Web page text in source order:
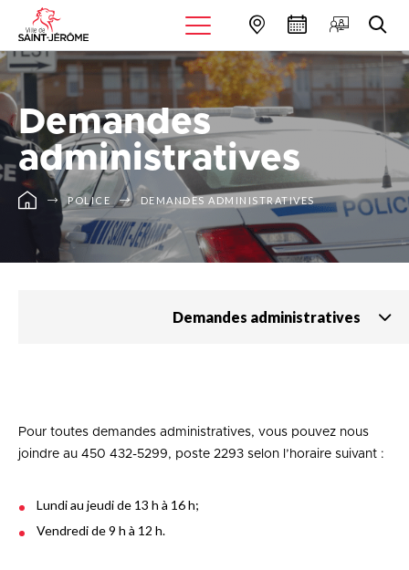
Demandes
administratives
POLICE DEMANDES ADMINISTRATIVES
Demandes administratives
Pour toutes demandes administratives, vous pouvez nous
joindre au 450 432-5299, poste 2293 selon l’horaire suivant :
Lundi au jeudi de 13 h à 16 h;
Vendredi de 9 h à 12 h.